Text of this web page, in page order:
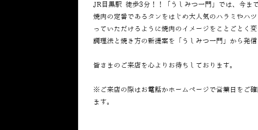
JR目黒駅 徒歩3分！！「うしみつ一門」では、今ま
焼肉の定番であるタンをはじめ大人気のハラミやハ
っていただけるように焼肉のイメージをことごとく
調理法と焼き方の新提案を「うしみつ一門」から発信
皆さまのご来店を心よりお待ちしております。
※ご来店の際はお電話かホームページで営業日をご
ます。